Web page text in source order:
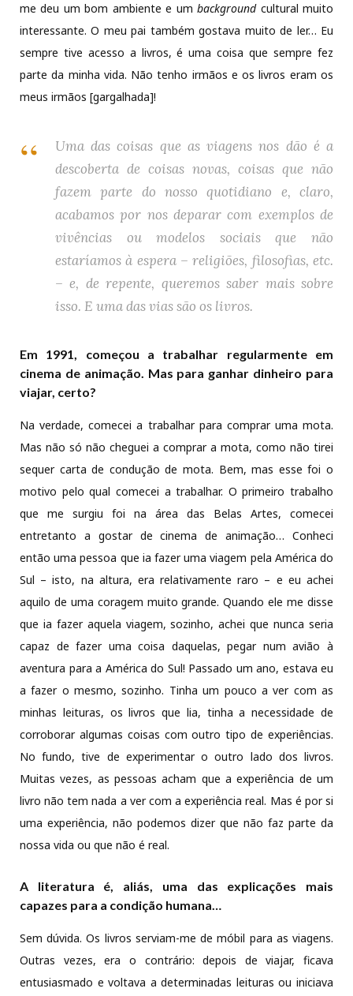
me deu um bom ambiente e umbackgroundcultural muito
interessante. O meu pai também gostava muito de ler… Eu
sempre tive acesso a livros, é uma coisa que sempre fez
parte da minha vida. Não tenho irmãos e os livros eram os
meus irmãos [gargalhada]!
Uma das coisas que as viagens nos dão é a
descoberta de coisas novas, coisas que não
fazem parte do nosso quotidiano e, claro,
acabamos por nos deparar com exemplos de
vivências ou modelos sociais que não
estaríamos à espera – religiões, filosofias, etc.
– e, de repente, queremos saber mais sobre
isso. E uma das vias são os livros.
Em 1991, começou a trabalhar regularmente em
cinema de animação. Mas para ganhar dinheiro para
viajar, certo?
Na verdade, comecei a trabalhar para comprar uma mota.
Mas não só não cheguei a comprar a mota, como não tirei
sequer carta de condução de mota. Bem, mas esse foi o
motivo pelo qual comecei a trabalhar. O primeiro trabalho
que me surgiu foi na área das Belas Artes, comecei
entretanto a gostar de cinema de animação… Conheci
então uma pessoa que ia fazer uma viagem pela América do
Sul – isto, na altura, era relativamente raro – e eu achei
aquilo de uma coragem muito grande. Quando ele me disse
que ia fazer aquela viagem, sozinho, achei que nunca seria
capaz de fazer uma coisa daquelas, pegar num avião à
aventura para a América do Sul! Passado um ano, estava eu
a fazer o mesmo, sozinho. Tinha um pouco a ver com as
minhas leituras, os livros que lia, tinha a necessidade de
corroborar algumas coisas com outro tipo de experiências.
No fundo, tive de experimentar o outro lado dos livros.
Muitas vezes, as pessoas acham que a experiência de um
livro não tem nada a ver com a experiência real. Mas é por si
uma experiência, não podemos dizer que não faz parte da
nossa vida ou que não é real.
A literatura é, aliás, uma das explicações mais
capazes para a condição humana…
Sem dúvida. Os livros serviam-me de móbil para as viagens.
Outras vezes, era o contrário: depois de viajar, ficava
entusiasmado e voltava a determinadas leituras ou iniciava